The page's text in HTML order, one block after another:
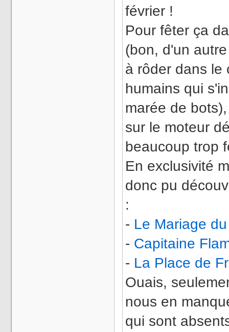
février !
Pour fêter ça
(bon, d'un
à rôder dans le
humains qui
marée de
sur le moteur
beaucoup trop
En exclusivité
donc pu
:
- Le Mariage
- Capitaine
- La Place de
Ouais,
nous en
qui sont